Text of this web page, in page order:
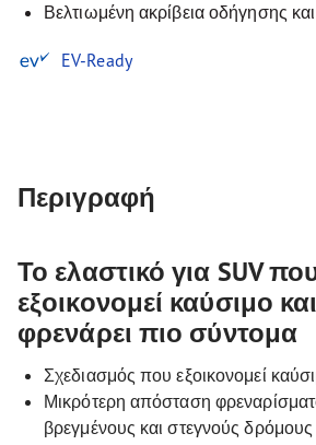
Βελτιωμένη ακρίβεια οδήγησης
EV-Ready
Περιγραφή
Το ελαστικό για SUV
εξοικονομεί καύσιμο και
φρενάρει πιο σύντομα
Σχεδιασμός που εξοικονομεί
Μικρότερη απόσταση
βρεγμένους και στεγνούς δρόμους